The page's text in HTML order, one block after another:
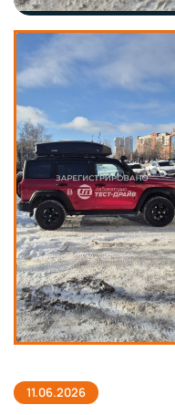
11.06.2026